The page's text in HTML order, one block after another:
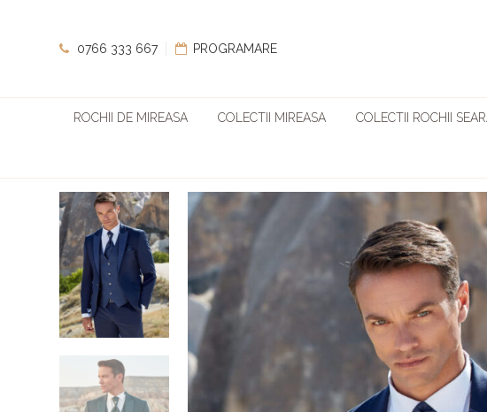
0766 333 667 PROGRAMARE
ROCHII DE MIREASA COLECTII MIREASA COLECTII ROCHII